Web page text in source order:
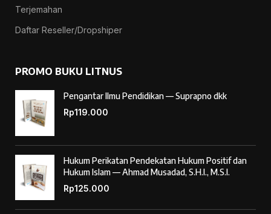
Terjemahan
Daftar Reseller/Dropshiper
PROMO BUKU LITNUS
Pengantar Ilmu Pendidikan — Suprapno dkk
Rp119.000
Hukum Perikatan Pendekatan Hukum Positif dan
Hukum Islam — Ahmad Musadad, S.H.I., M.S.I.
Rp125.000